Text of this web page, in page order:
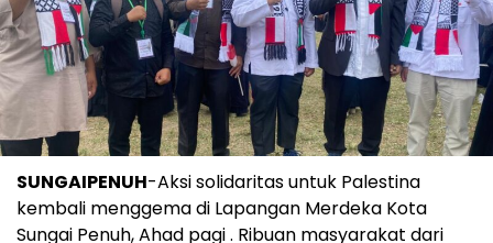
SUNGAIPENUH-Aksi solidaritas untuk Palestina
kembali menggema di Lapangan Merdeka Kota
Sungai Penuh, Ahad pagi . Ribuan masyarakat dari